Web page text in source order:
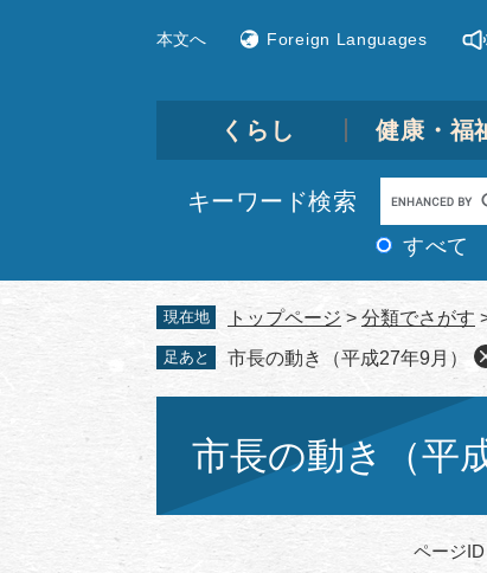
本文へ Foreign Languages
くらし 健康・福
キーワード検索
Google
カ
検
すべて
現在地 トップページ > 分類でさがす
足あと 市長の動き（平成27年9月）
市長の動き（平
ページ